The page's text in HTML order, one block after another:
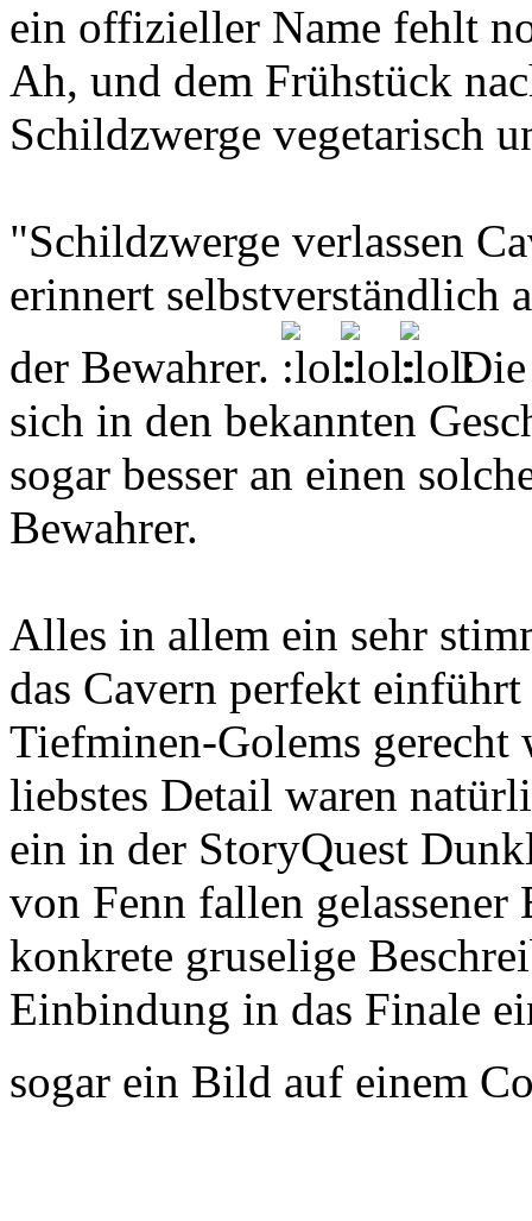
ein offizieller Name fehlt
Ah, und dem Frühstück
Schildzwerge vegetarisch
"Schildzwerge verlassen
erinnert selbstverständlich
der Bewahrer.
Die
sich in den bekannten
sogar besser an einen
Bewahrer.
Alles in allem ein sehr
das Cavern perfekt
Tiefminen-Golems gerecht
liebstes Detail waren
ein in der StoryQuest
von Fenn fallen
konkrete gruselige
Einbindung in das Finale
sogar ein Bild auf einem